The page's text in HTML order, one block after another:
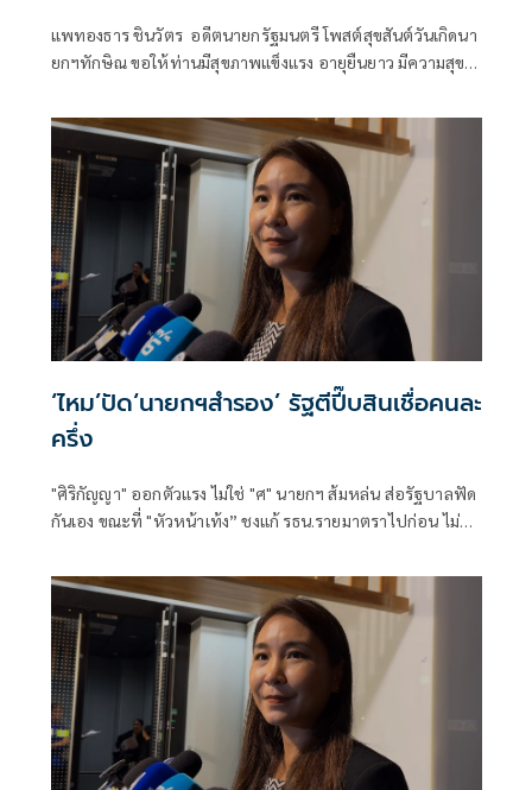
แพทองธาร ชินวัตร อดีตนายกรัฐมนตรี โพสต์สุขสันต์วันเกิดนา
ยกฯทักษิณ ขอให้ท่านมีสุขภาพแข็งแรง อายุยืนยาว มีความสุข
‘ไหม’ปัด‘นายกฯสำรอง’ รัฐตีปี๊บสินเชื่อคนละ
ครึ่ง
"ศิริกัญญา" ออกตัวแรง ไม่ใช่ "ศ" นายกฯ ส้มหล่น ส่อรัฐบาลฟัด
กันเอง ขณะที่ "หัวหน้าเท้ง” ชงแก้ รธน.รายมาตราไปก่อน ไม่